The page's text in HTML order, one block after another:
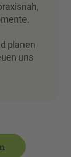
planen
uns